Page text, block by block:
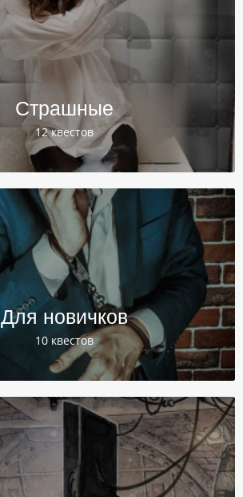
Страшные
12 квестов
Для новичков
10 квестов